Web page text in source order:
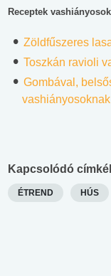
Receptek
Zöldfűszeres
Toszkán ravioli
Gombával,
vashiányosoknak
Kapcsolódó
ÉTREND HÚS